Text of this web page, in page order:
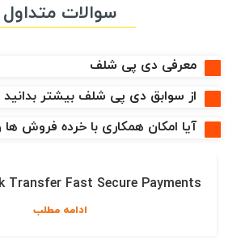
سوالات متداول
معرفی دی پی شلف
از سوابق دی پی شلف بیشتر بدانید
آیا امکان همکاری با خرده فروش ها
Transfer Fast Secure Payments
ادامه مطلب